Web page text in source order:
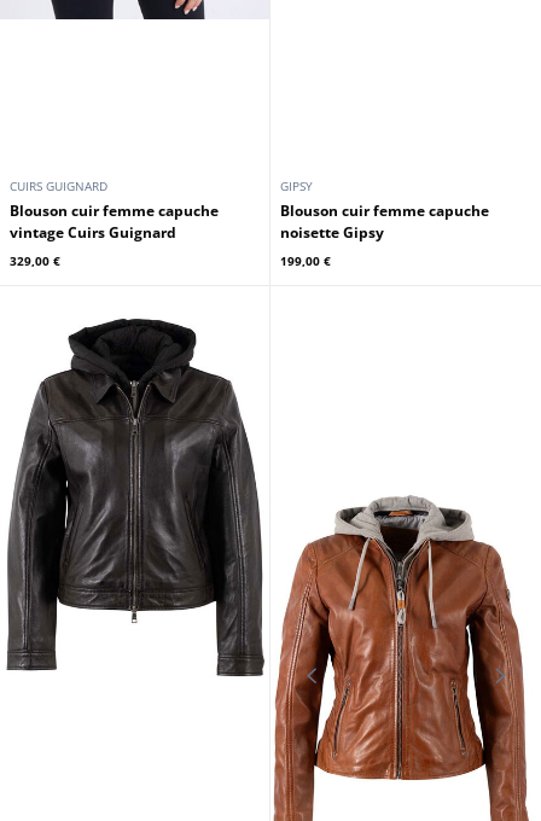
CUIRS GUIGNARD
Blouson cuir femme capuche
vintage Cuirs Guignard
329,00 €
GIPSY
Blouson cuir femme capuche
noisette Gipsy
199,00 €